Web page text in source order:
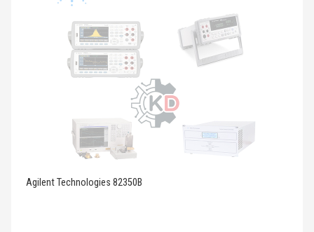
Agilent Technologies 82350B